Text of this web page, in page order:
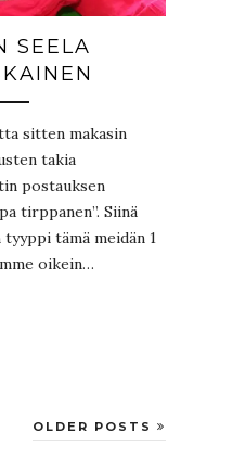
SEELA
sitten makasin
takia
postauksen
tirppanen”. Siinä
tämä meidän 1
oikein…
OLDER POSTS